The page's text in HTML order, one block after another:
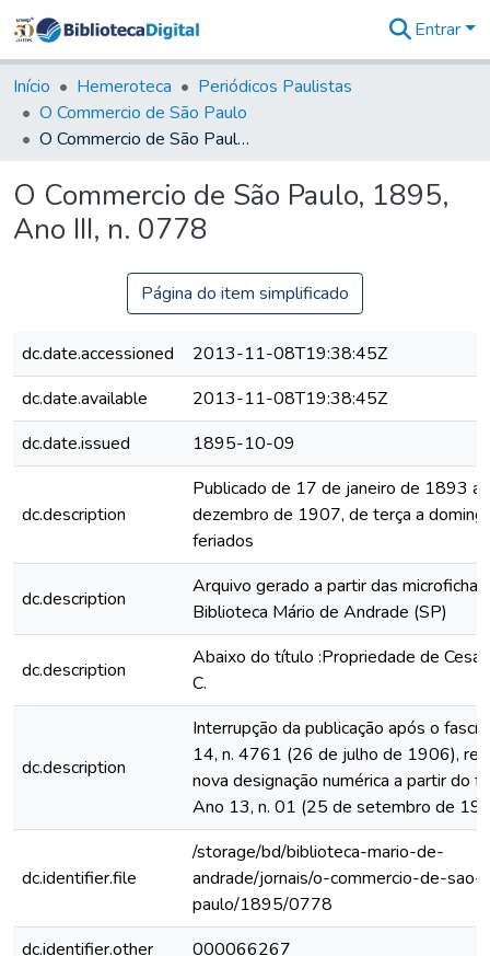
&
Coleções
Tudo na
Biblioteca
Estatísticas
Entrar
Início Hemeroteca
Periódicos Paulistas
O Commercio de São Paulo
O Commercio de São Paulo, 1895, Ano III, n. 0778
O Commercio de São Paulo, 1895,
Ano III, n. 0778
Página do item simplificado
dc.date.accessioned
2013-11-08T19:38:45Z
dc.date.available
2013-11-08T19:38:45Z
dc.date.issued
1895-10-09
dc.description
Publicado de 17 de janeiro de 1893 a
dezembro de 1907, de terça a
feriados
dc.description
Arquivo gerado a partir das
Biblioteca Mário de Andrade (SP)
dc.description
Abaixo do título :Propriedade de
C.
dc.description
Interrupção da publicação após o
14, n. 4761 (26 de julho de 1906),
nova designação numérica a partir do
Ano 13, n. 01 (25 de setembro de
dc.identifier.file
/storage/bd/biblioteca-mario-de-
andrade/jornais/o-commercio-de-sao-
paulo/1895/0778
dc.identifier.other
000066267